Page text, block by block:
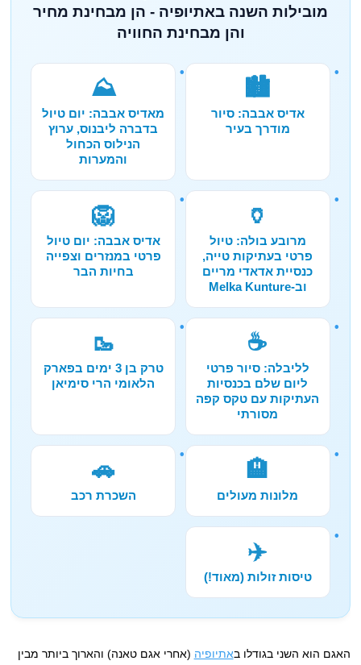
מובילות השנה באתיופיה - הן מבחינת מחיר
והן מבחינת החוויה
🏙️
אדיס אבבה: סיור
מודרך בעיר
⛰️
מאדיס אבבה: יום טיול
בדברה ליבנוס, ערוץ
הנילוס הכחול
והמערות
🏺
מרובע בולה: טיול
פרטי בעתיקות טייה,
כנסיית אדאדי מריים
וב-Melka Kunture
🦁
אדיס אבבה: יום טיול
פרטי במנזרים וצפייה
בחיות הבר
☕
לליבלה: סיור פרטי
ליום שלם בכנסיות
העתיקות עם טקס קפה
מסורתי
🥾
טרק בן 3 ימים בפארק
הלאומי הרי סימיאן
🏨
מלונות מעולים
🚗
השכרת רכב
✈️
טיסות זולות (מאוד!)
האגם הוא השני בגודלו באתיופיה (אחרי אגם טאנה) והארוך ביותר מבין